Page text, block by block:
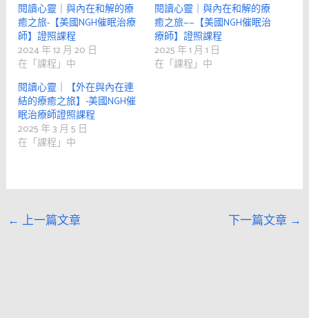
閱讀心靈｜與內在和解的療
癒之旅-【美國NGH催眠治療
師】證照課程
2024 年 12 月 20 日
在「課程」中
閱讀心靈｜與內在和解的療
癒之旅——【美國NGH催眠治
療師】證照課程
2025 年 1 月 1 日
在「課程」中
閱讀心靈｜【外在與內在連
結的療癒之旅】-美國NGH催
眠治療師證照課程
2025 年 3 月 5 日
在「課程」中
← 上一篇文章 下一篇文章 →